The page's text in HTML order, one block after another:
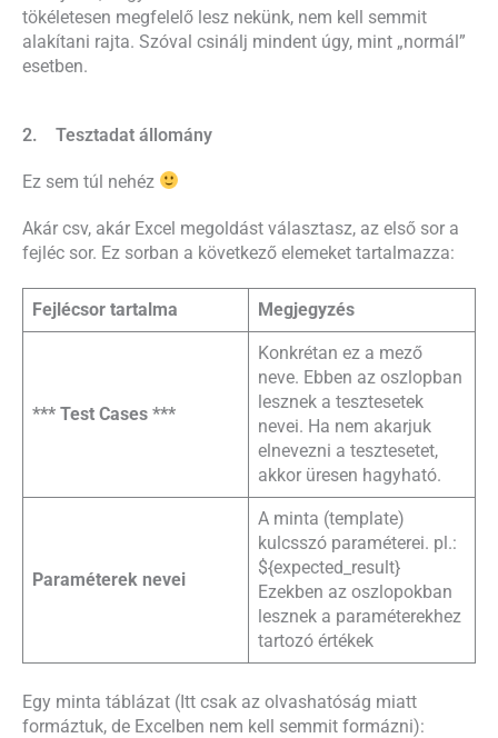
tökéletesen megfelelő lesz nekünk, nem kell semmit
alakítani rajta. Szóval csinálj mindent úgy, mint „normál”
esetben.
2. Tesztadat állomány
Ez sem túl nehéz
Akár csv, akár Excel megoldást választasz, az első sor a
fejléc sor. Ez sorban a következő elemeket tartalmazza:
Fejlécsor tartalma Megjegyzés
*** Test Cases ***
Konkrétan ez a mező
neve. Ebben az oszlopban
lesznek a tesztesetek
nevei. Ha nem akarjuk
elnevezni a tesztesetet,
akkor üresen hagyható.
Paraméterek nevei
A minta (template)
kulcsszó paraméterei. pl.:
${expected_result}
Ezekben az oszlopokban
lesznek a paraméterekhez
tartozó értékek
Egy minta táblázat (Itt csak az olvashatóság miatt
formáztuk, de Excelben nem kell semmit formázni):